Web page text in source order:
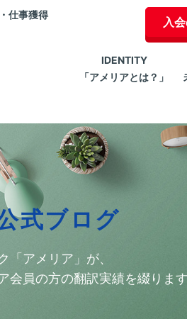
仕事獲得
入
IDENTITY
「アメリアとは？」
式ブログ
「アメリア」が、
会員の方の翻訳実績を綴りま